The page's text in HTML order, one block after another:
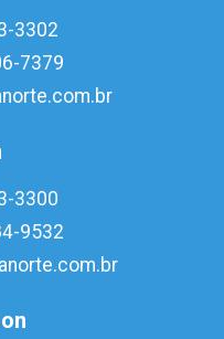
3302
7379
3300
9532